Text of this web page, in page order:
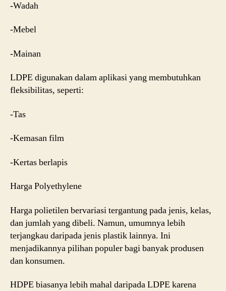
-Wadah
-Mebel
-Mainan
LDPE digunakan dalam aplikasi yang membutuhkan
fleksibilitas, seperti:
-Tas
-Kemasan film
-Kertas berlapis
Harga Polyethylene
Harga polietilen bervariasi tergantung pada jenis, kelas,
dan jumlah yang dibeli. Namun, umumnya lebih
terjangkau daripada jenis plastik lainnya. Ini
menjadikannya pilihan populer bagi banyak produsen
dan konsumen.
HDPE biasanya lebih mahal daripada LDPE karena